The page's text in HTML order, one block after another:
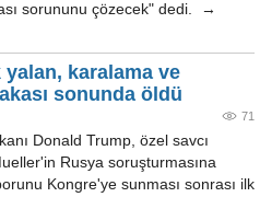
sorununu çözecek" dedi. →
yalan, karalama ve
sonunda öldü
71
Donald Trump, özel savcı
Rusya soruşturmasına
Kongre'ye sunması sonrası ilk